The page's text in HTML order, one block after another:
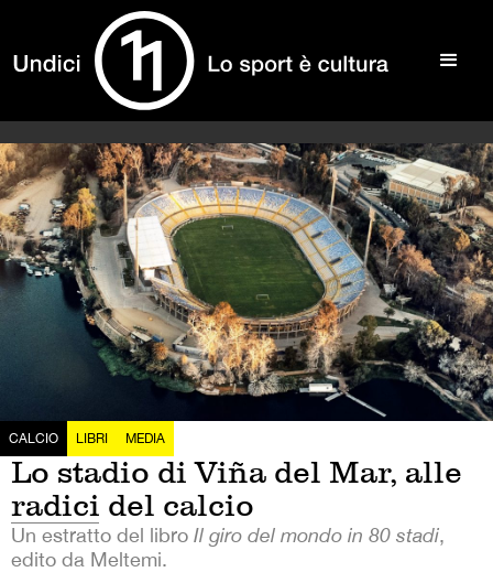
CALCIO LIBRI MEDIA
Lo stadio di Viña del Mar, alle
radici del calcio
Un estratto del libro Il giro del mondo in 80 stadi,
edito da Meltemi.